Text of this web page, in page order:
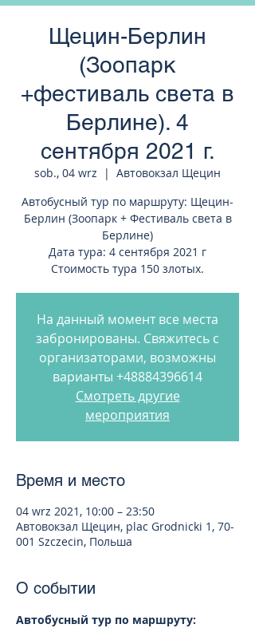
Щецин-Берлин
(Зоопарк
+фестиваль света в
Берлине). 4
сентября 2021 г.
sob., 04 wrz
  |
Автовокзал Щецин
Автобусный тур по маршруту: Щецин-
Берлин (Зоопарк + Фестиваль света в
Берлине)
Дата тура: 4 сентября 2021 г
Стоимость тура 150 злотых.
На данный момент все места
забронированы. Свяжитесь с
организаторами, возможны
варианты +48884396614
Смотреть другие
мероприятия
Время и место
04 wrz 2021, 10:00 – 23:50
Автовокзал Щецин, plac Grodnicki 1, 70-
001 Szczecin, Польша
О событии
Автобусный тур по маршруту: